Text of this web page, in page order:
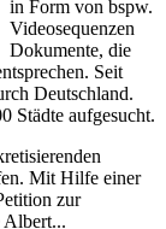
in Form von bspw.
Videosequenzen
Dokumente, die
Seit
Deutschland.
Städte aufgesucht.
Mit Hilfe einer
zur
Albert...